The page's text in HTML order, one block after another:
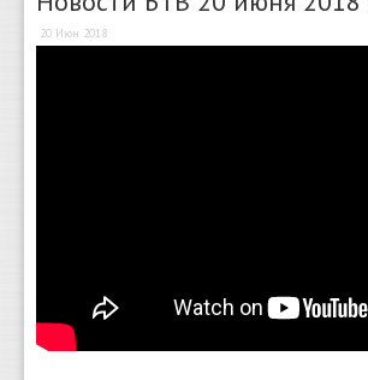
Справочник
20 Июн 2018